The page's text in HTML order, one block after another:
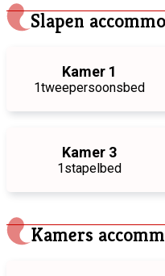
Slapen
Kamer 1
1tweepersoonsbed
Kamer 3
1stapelbed
Kamers